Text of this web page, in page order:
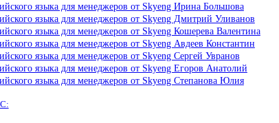
языка для менеджеров от Skyeng Ирина Большова
языка для менеджеров от Skyeng Дмитрий Уливанов
языка для менеджеров от Skyeng Кошерева Валентина
языка для менеджеров от Skyeng Авдеев Константин
языка для менеджеров от Skyeng Сергей Увранов
языка для менеджеров от Skyeng Егоров Анатолий
языка для менеджеров от Skyeng Степанова Юлия